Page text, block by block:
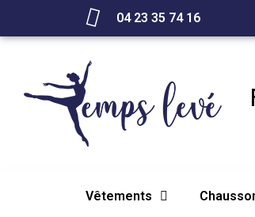
04 23 35 74 16
Vêtements